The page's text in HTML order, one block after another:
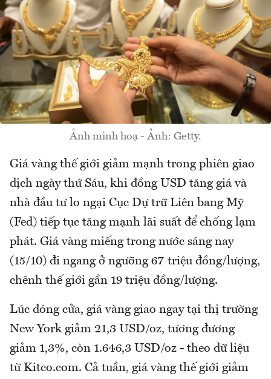
Ảnh minh hoạ - Ảnh: Getty.
Giá vàng thế giới giảm mạnh trong phiên giao
dịch ngày thứ Sáu, khi đồng USD tăng giá và
nhà đầu tư lo ngại Cục Dự trữ Liên bang Mỹ
(Fed) tiếp tục tăng mạnh lãi suất để chống lạm
phát. Giá vàng miếng trong nước sáng nay
(15/10) đi ngang ở ngưỡng 67 triệu đồng/lượng,
chênh thế giới gần 19 triệu đồng/lượng.
Lúc đóng cửa, giá vàng giao ngay tại thị trường
New York giảm 21,3 USD/oz, tương đương
giảm 1,3%, còn 1.646,3 USD/oz - theo dữ liệu
từ Kitco.com. Cả tuần, giá vàng thế giới giảm